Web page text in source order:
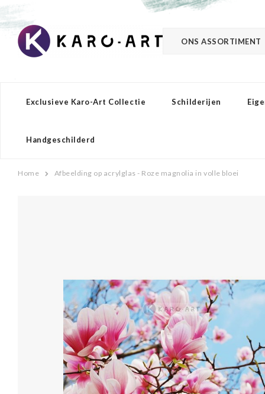
ONS ASSORTIMENT
Exclusieve Karo-Art Collectie Schilderijen
Handgeschilderd
Home Afbeelding op acrylglas - Roze magnolia in volle bloei